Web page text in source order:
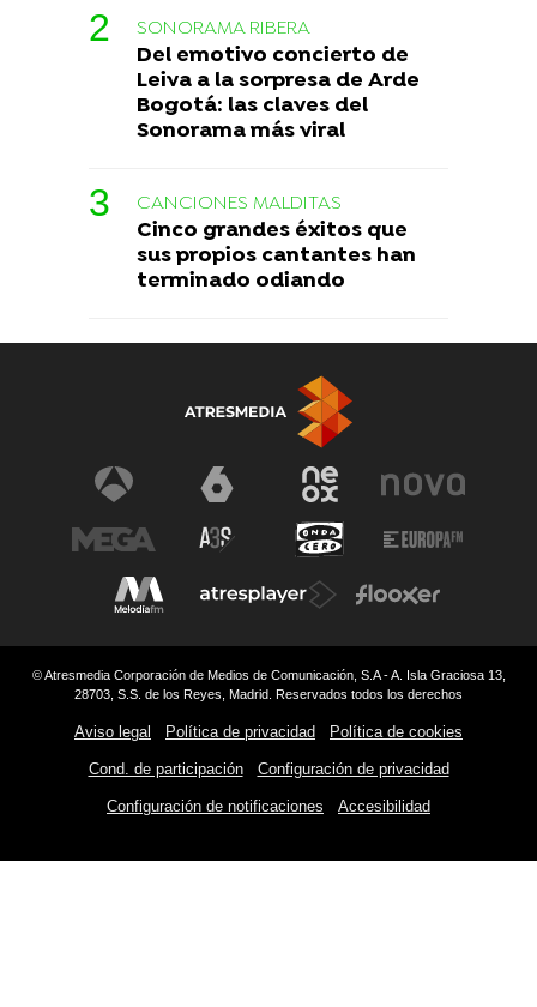
SONORAMA RIBERA
Del emotivo concierto de
Leiva a la sorpresa de Arde
Bogotá: las claves del
Sonorama más viral
CANCIONES MALDITAS
Cinco grandes éxitos que
sus propios cantantes han
terminado odiando
© Atresmedia Corporación de Medios de Comunicación, S.A - A. Isla Graciosa 13,
28703, S.S. de los Reyes, Madrid. Reservados todos los derechos
Aviso legal Política de privacidad Política de cookies
Cond. de participación Configuración de privacidad
Configuración de notificaciones Accesibilidad